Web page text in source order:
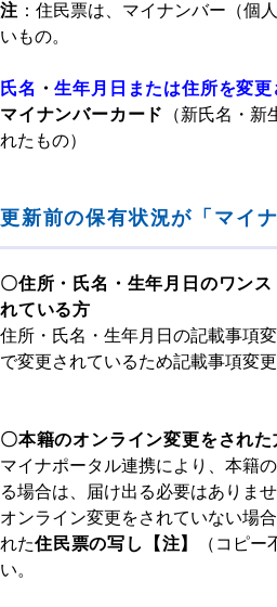
注 ：住民票は、マイナンバー（個
いもの。
氏名 ・生年月日または住所を変更
マイナンバーカード
（新氏名・
れたもの）
更新前の保有状況が「マイ
〇住所・氏名・生年月日のワン
れている方
住所・氏名・生年月日の記載事項
で変更されているため記載事項変
〇本籍のオンライン変更をされた
マイナポータル連携により、本籍
る場合は、届け出る必要はありませ
オンライン変更をされていない場
れた住民票の写し【注】 （コピー
い。